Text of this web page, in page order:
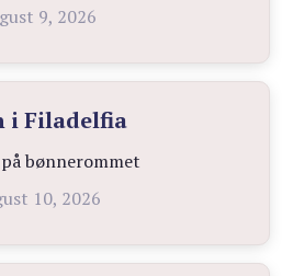
9, 2026
i Filadelfia
bønnerommet
10, 2026